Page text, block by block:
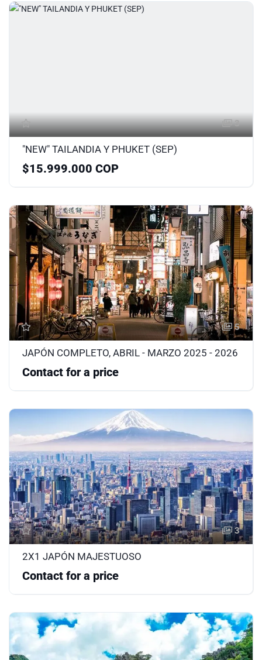
3
"NEW" TAILANDIA Y PHUKET (SEP)
$15.999.000 COP
5
JAPÓN COMPLETO, ABRIL - MARZO 2025 - 2026
Contact for a price
3
2X1 JAPÓN MAJESTUOSO
Contact for a price